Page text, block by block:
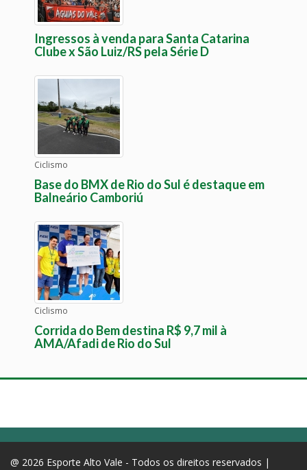
Ingressos à venda para Santa Catarina
Clube x São Luiz/RS pela Série D
Ciclismo
Base do BMX de Rio do Sul é destaque em
Balneário Camboriú
Ciclismo
Corrida do Bem destina R$ 9,7 mil à
AMA/Afadi de Rio do Sul
@ 2026 Esporte Alto Vale - Todos os direitos reservados |